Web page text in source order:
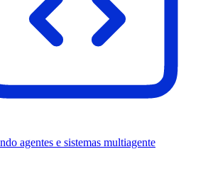
agentes e sistemas multiagente